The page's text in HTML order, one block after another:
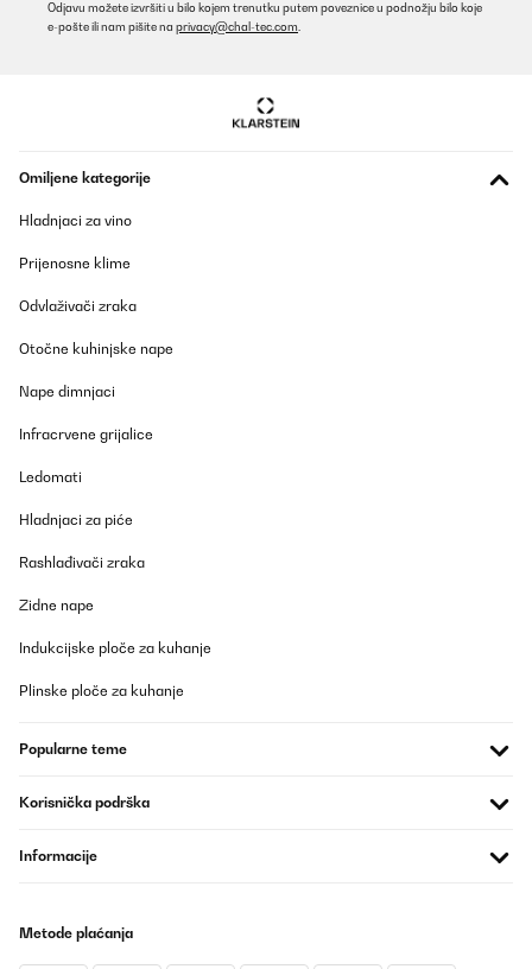
Odjavu možete izvršiti u bilo kojem trenutku putem poveznice u podnožju bilo koje
e-pošte ili nam pišite na privacy@chal-tec.com
Omiljene kategorije
Hladnjaci za vino
Prijenosne klime
Odvlaživači zraka
Otočne kuhinjske nape
Nape dimnjaci
Infracrvene grijalice
Ledomati
Hladnjaci za piće
Rashlađivači zraka
Zidne nape
Indukcijske ploče za kuhanje
Plinske ploče za kuhanje
Popularne teme
Korisnička podrška
Informacije
Metode plaćanja